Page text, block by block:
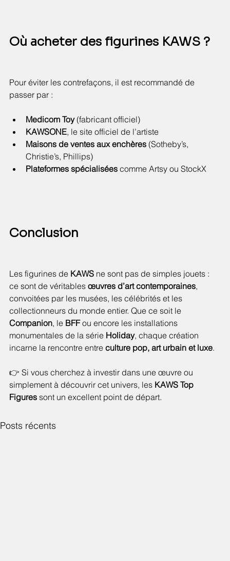
Où acheter des figurines KAWS ?
Pour éviter les contrefaçons, il est recommandé de
passer par :
Medicom Toy (fabricant officiel)
KAWSONE, le site officiel de l’artiste
Maisons de ventes aux enchères (Sotheby’s,
Christie’s, Phillips)
Plateformes spécialisées comme Artsy ou StockX
Conclusion
Les figurines de KAWS ne sont pas de simples jouets :
ce sont de véritables œuvres d’art contemporaines,
convoitées par les musées, les célébrités et les
collectionneurs du monde entier. Que ce soit le
Companion, le BFF ou encore les installations
monumentales de la série Holiday, chaque création
incarne la rencontre entre culture pop, art urbain et luxe.
👉 Si vous cherchez à investir dans une œuvre ou
simplement à découvrir cet univers, les KAWS Top
Figures sont un excellent point de départ.
Posts récents